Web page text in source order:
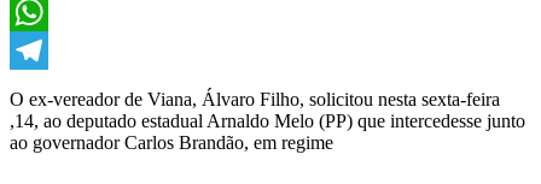
Twitter
WhatsApp
Telegram
O ex-vereador de Viana, Álvaro Filho, solicitou nesta sexta-feira
,14, ao deputado estadual Arnaldo Melo (PP) que intercedesse junto
ao governador Carlos Brandão, em regime